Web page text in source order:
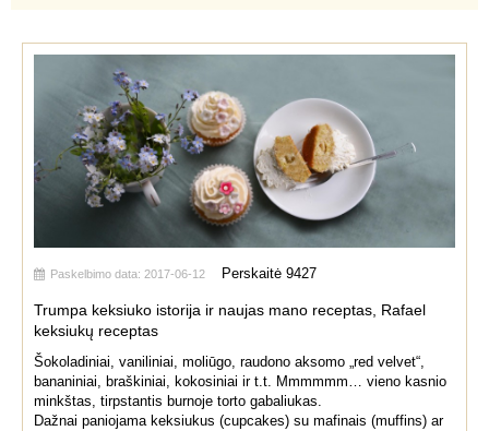
Paskelbimo data: 2017-06-12 Perskaitė 9427
Trumpa keksiuko istorija ir naujas mano receptas, Rafael
keksiukų receptas
Šokoladiniai, vaniliniai, moliūgo, raudono aksomo „red velvet“,
bananiniai, braškiniai, kokosiniai ir t.t. Mmmmmm… vieno kasnio
minkštas, tirpstantis burnoje torto gabaliukas.
Dažnai paniojama keksiukus (cupcakes) su mafinais (muffins) ar